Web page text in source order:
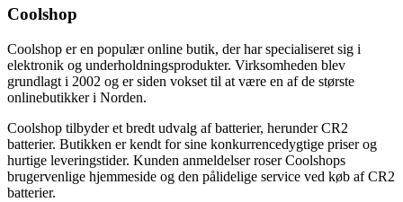
Coolshop
Coolshop er en populær online butik, der har specialiseret sig i
elektronik og underholdningsprodukter. Virksomheden blev
grundlagt i 2002 og er siden vokset til at være en af de største
onlinebutikker i Norden.
Coolshop tilbyder et bredt udvalg af batterier, herunder CR2
batterier. Butikken er kendt for sine konkurrencedygtige priser og
hurtige leveringstider. Kunden anmeldelser roser Coolshops
brugervenlige hjemmeside og den pålidelige service ved køb af CR2
batterier.